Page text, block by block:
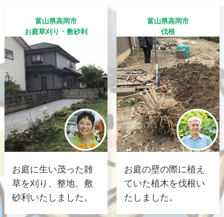
富山県高岡市
お庭草刈り・敷砂利
お庭に生い茂った雑
草を刈り、整地、敷
砂利いたしました。
富山県高岡市
伐根
お庭の壁の際に植え
ていた植木を伐根い
たしました。